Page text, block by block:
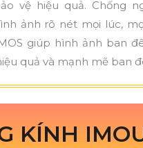
vệ hiệu quả. Chống
ảnh rõ nét mọi lúc,
giúp hình ảnh ban
quả và mạnh mẽ ban
KÍNH